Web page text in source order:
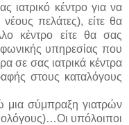
ιατρικό κέντρο για να
νέους πελάτες), είτε θα
κέντρο είτε θα σας
υπηρεσίας που
σε σας ιατρικά κέντρα
στους καταλόγους
μια σύμπραξη γιατρών
υπόλοιποι